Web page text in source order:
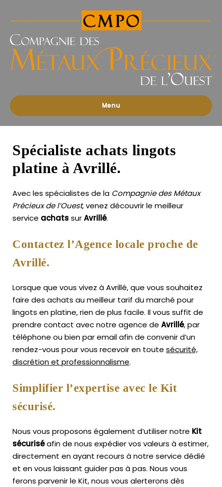
des
Précieux
l'Ouest
Menu
Spécialiste achats lingots
platine à Avrillé.
Avec les spécialistes de la Compagnie des Métaux
Précieux de l’Ouest, venez découvrir le meilleur
service achatssurAvrillé.
Contactez l’Agence locale proche de
Avrillé.
Lorsque que vous vivez à Avrillé, que vous souhaitez
faire des achats au meilleur tarif du marché pour
lingots en platine, rien de plus facile. Il vous suffit de
prendre contact avec notre agence de Avrillé, par
téléphone ou bien par email afin de convenir d’un
rendez-vous pour vous recevoir en toute sécurité,
discrétion et professionnalisme.
Simplifier l’expertise avec le Kit
sécurisé.
Nous vous proposons également d’utiliser notre Kit
sécuriséafin de nous expédier vos valeurs à estimer,
directement en ayant recours à notre service dédié
et en vous laissant guider pas à pas. Nous vous
ferons parvenir le Kit, nous vous alerterons dès